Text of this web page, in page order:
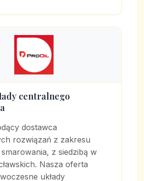
centralnego
dostawca
rozwiązań z zakresu
z siedzibą w
Nasza oferta
układy